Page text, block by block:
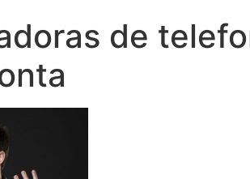
de